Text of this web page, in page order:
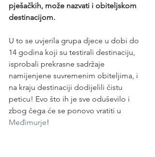
pješačkih, može nazvati i obiteljskom
destinacijom.
U to se uvjerila grupa djece u dobi do
14 godina koji su testirali destinaciju,
isprobali prekrasne sadržaje
namijenjene suvremenim obiteljima, i
na kraju destinaciji dodijelili čistu
peticu! Evo što ih je sve oduševilo i
zbog čega će se ponovo vratiti u
Međimurje!